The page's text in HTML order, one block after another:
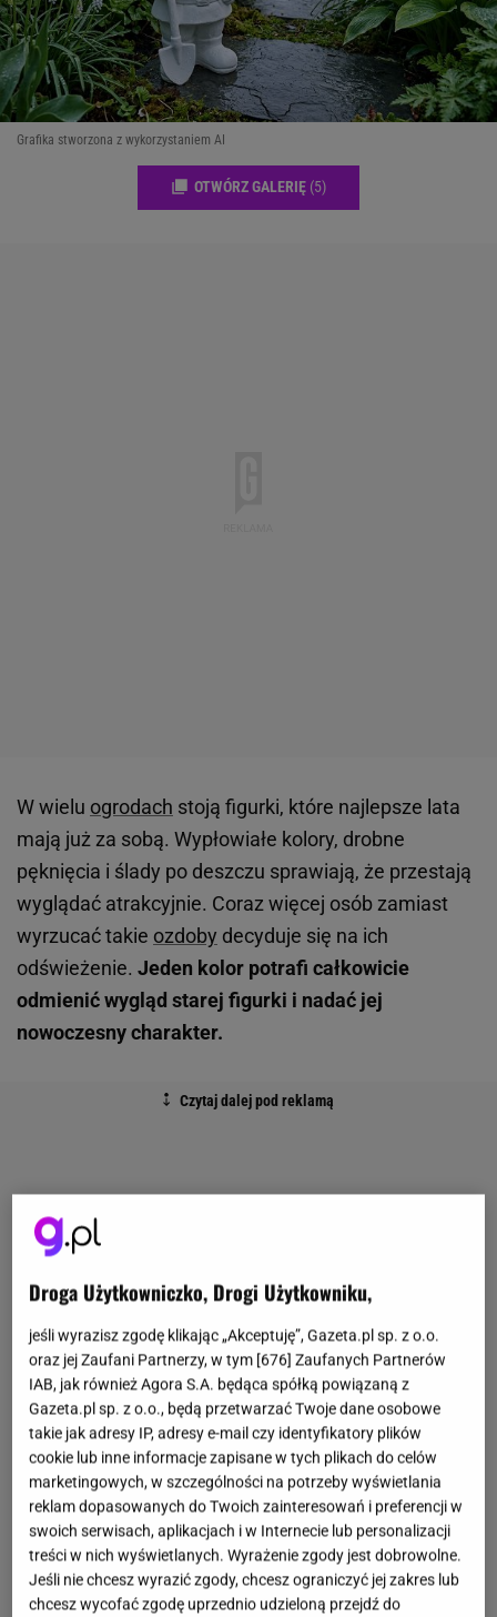
Grafika stworzona z wykorzystaniem AI
OTWÓRZ GALERIĘ (5)
W wielu ogrodach stoją figurki, które najlepsze lata
mają już za sobą. Wypłowiałe kolory, drobne
pęknięcia i ślady po deszczu sprawiają, że przestają
wyglądać atrakcyjnie. Coraz więcej osób zamiast
wyrzucać takie ozdoby decyduje się na ich
odświeżenie. Jeden kolor potrafi całkowicie
odmienić wygląd starej figurki i nadać jej
nowoczesny charakter.
Droga Użytkowniczko, Drogi Użytkowniku,
jeśli wyrazisz zgodę klikając „Akceptuję”, Gazeta.pl sp. z o.o.
oraz jej Zaufani Partnerzy, w tym [676] Zaufanych Partnerów
IAB, jak również Agora S.A. będąca spółką powiązaną z
Gazeta.pl sp. z o.o., będą przetwarzać Twoje dane osobowe
takie jak adresy IP, adresy e-mail czy identyfikatory plików
cookie lub inne informacje zapisane w tych plikach do celów
marketingowych, w szczególności na potrzeby wyświetlania
reklam dopasowanych do Twoich zainteresowań i preferencji w
swoich serwisach, aplikacjach i w Internecie lub personalizacji
treści w nich wyświetlanych. Wyrażenie zgody jest dobrowolne.
Jeśli nie chcesz wyrazić zgody, chcesz ograniczyć jej zakres lub
chcesz wycofać zgodę uprzednio udzieloną przejdź do